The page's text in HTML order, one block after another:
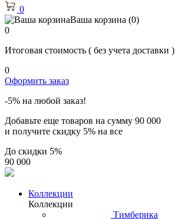
0
Ваша корзина (0)
0
Итоговая стоимость ( без учета доставки )
0
Оформить заказ
-5% на любой заказ!
Добавьте еще товаров на сумму 90 000
и получите скидку 5% на все
До скидки 5%
90 000
Коллекции
Коллекции
Тимберика